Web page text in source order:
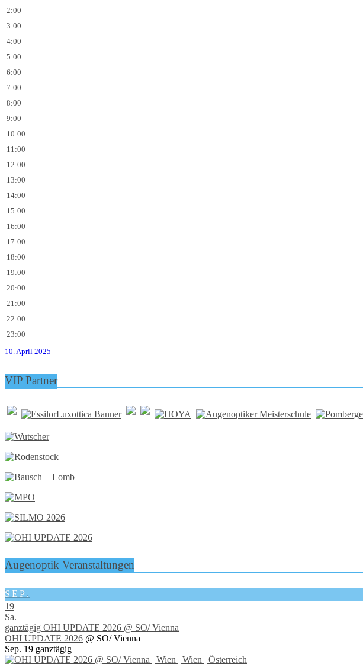
2:00
3:00
4:00
5:00
6:00
7:00
8:00
9:00
10:00
11:00
12:00
13:00
14:00
15:00
16:00
17:00
18:00
19:00
20:00
21:00
22:00
23:00
10. April 2025
VIP Partner
Augenoptik Veranstaltungen
SEP.
19
Sa.
ganztägig OHI UPDATE 2026 @ SO/ Vienna
OHI UPDATE 2026 @ SO/ Vienna
Sep. 19 ganztägig